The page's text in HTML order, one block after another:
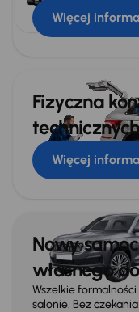
Więcej
Fizyczna
technicznych
Więcej
Nowy
własnego
Wszelkie
salonie. Bez